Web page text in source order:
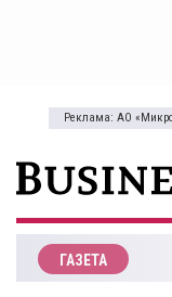
Реклама: АО
ГАЗЕТА